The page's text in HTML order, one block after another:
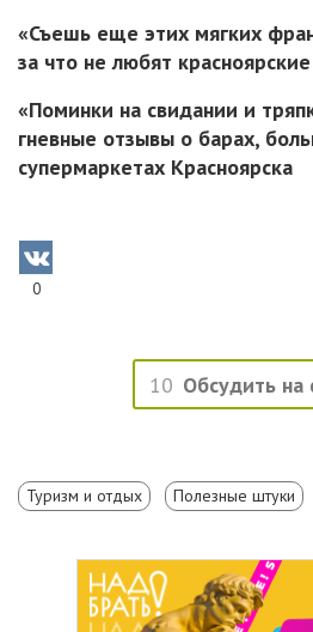
«Съешь еще этих мягких
за что не любят
«Поминки на свидании и
гневные отзывы о барах,
супермаркетах Красноярска
0
10 Обсудить
Туризм и отдых Полезные штуки